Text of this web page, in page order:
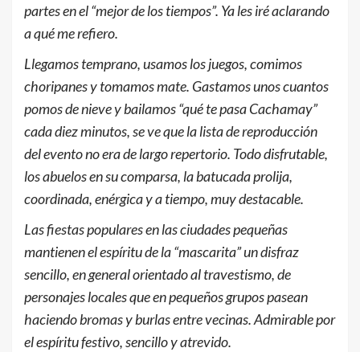
partes en el “mejor de los tiempos”. Ya les iré aclarando
a qué me refiero.
Llegamos temprano, usamos los juegos, comimos
choripanes y tomamos mate. Gastamos unos cuantos
pomos de nieve y bailamos “qué te pasa Cachamay”
cada diez minutos, se ve que la lista de reproducción
del evento no era de largo repertorio. Todo disfrutable,
los abuelos en su comparsa, la batucada prolija,
coordinada, enérgica y a tiempo, muy destacable.
Las fiestas populares en las ciudades pequeñas
mantienen el espíritu de la “mascarita” un disfraz
sencillo, en general orientado al travestismo, de
personajes locales que en pequeños grupos pasean
haciendo bromas y burlas entre vecinas. Admirable por
el espíritu festivo, sencillo y atrevido.